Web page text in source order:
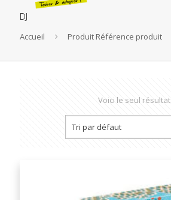
DJ
Accueil Produit Référence produit
Voici le seul résultat